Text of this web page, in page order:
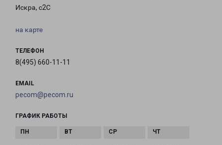
Искра, с2С
на карте
ТЕЛЕФОН
8(495) 660-11-11
EMAIL
pecom@pecom.ru
ГРАФИК РАБОТЫ